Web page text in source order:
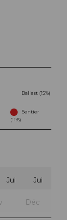
Ballast (15%)
Sentier
(11%)
Jui Jui
Déc